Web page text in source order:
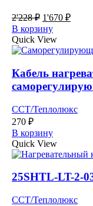
2'228₽
цена
составляла
2'228 ₽.
1'670 ₽
В корзину
Quick View
Кабель
ССТ/Теплолюкс
270 ₽
В корзину
Quick View
25SHTL-LT-2-
ССТ/Теплолюкс